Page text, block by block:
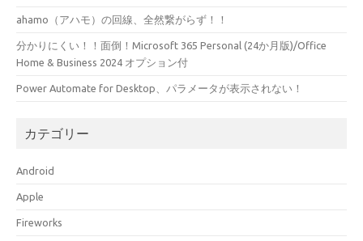
ahamo（アハモ）の回線、全然繋がらず！！
分かりにくい！！面倒！Microsoft 365 Personal (24か月版)/Office
Home & Business 2024 オプション付
Power Automate for Desktop、パラメータが表示されない！
カテゴリー
Android
Apple
Fireworks